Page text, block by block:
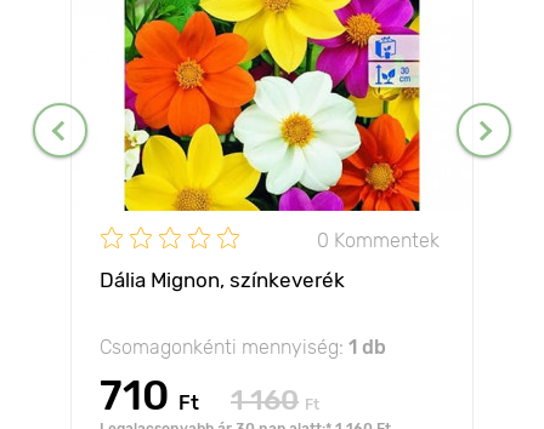
0 Kommentek
Dália Mignon, színkeverék
Csomagonkénti mennyiség: 1 db
710 Ft 1 160 Ft